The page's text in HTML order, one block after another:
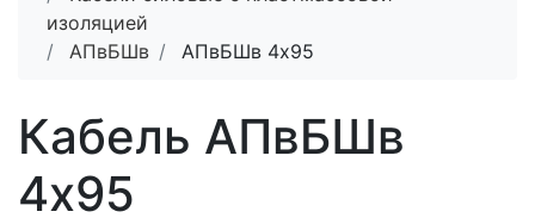
изоляцией
АПвБШв
АПвБШв 4x95
Кабель АПвБШв
4x95